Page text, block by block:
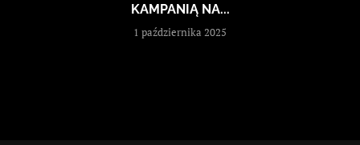
KAMPANIĄ NA...
1 października 2025